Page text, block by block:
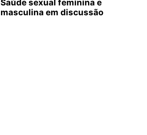
Saúde sexual feminina e
masculina em discussão